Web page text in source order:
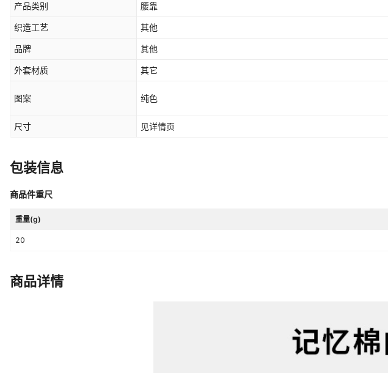
产品类别 腰靠
织造工艺 其他
品牌 其他
外套材质 其它
图案 纯色
尺寸 见详情页
包装信息
商品件重尺
重量(g)
20
商品详情